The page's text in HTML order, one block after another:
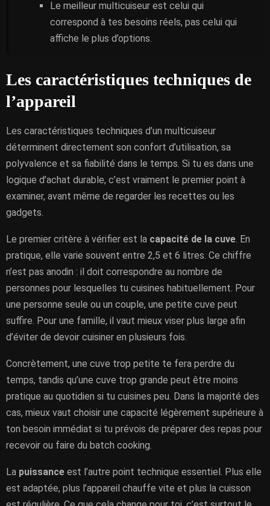
Le meilleur multicuiseur est celui qui
correspond à tes besoins réels, pas celui qui
affiche le plus d’options.
Les caractéristiques techniques de
l’appareil
Les caractéristiques techniques d’un multicuiseur
déterminent directement son confort d’utilisation, sa
polyvalence et sa fiabilité dans le temps. Si tu es dans une
logique d’achat durable, c’est vraiment le premier point à
examiner, avant même de regarder les recettes ou les
gadgets.
Le premier critère à vérifier est la capacité de la cuve. En
pratique, elle varie souvent entre 2,5 et 6 litres. Ce chiffre
n’est pas anodin : il doit correspondre au nombre de
personnes pour lesquelles tu cuisines habituellement. Pour
une personne seule ou un couple, une petite cuve peut
suffire. Pour une famille, il vaut mieux viser plus large afin
d’éviter de devoir cuisiner en plusieurs fois.
Concrètement, une cuve trop petite te fera perdre du
temps, tandis qu’une cuve trop grande peut être moins
pratique au quotidien si tu cuisines peu. Dans la majorité des
cas, mieux vaut choisir une capacité légèrement supérieure à
ton besoin immédiat si tu prévois de préparer des repas pour
recevoir ou faire du batch cooking.
La puissance est l’autre point technique essentiel. Plus elle
est adaptée, plus l’appareil chauffe vite et plus la cuisson